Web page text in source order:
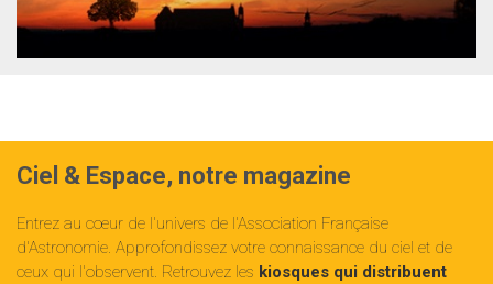
Ciel & Espace, notre magazine
Entrez au cœur de l'univers de l'Association Française
d'Astronomie. Approfondissez votre connaissance du ciel et de
ceux qui l'observent. Retrouvez les kiosques qui distribuent